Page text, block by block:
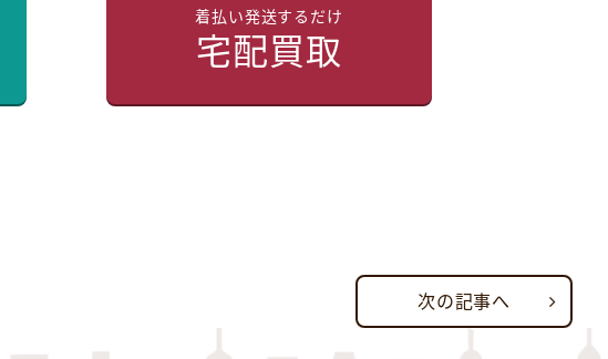
着払い発送するだけ
宅配買取
次の記事へ